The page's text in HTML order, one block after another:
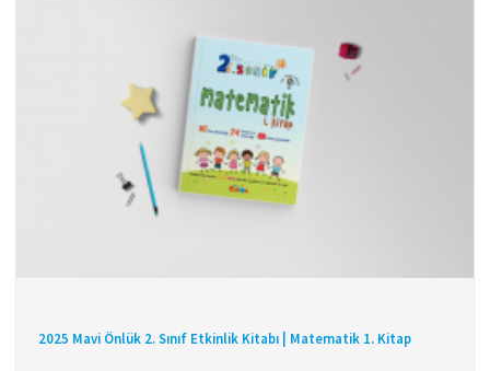
2025 Mavi Önlük 2. Sınıf Etkinlik Kitabı | Matematik 1. Kitap